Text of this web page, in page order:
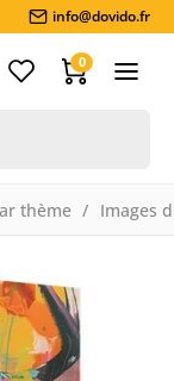
info@dovido.fr
0
thème Images